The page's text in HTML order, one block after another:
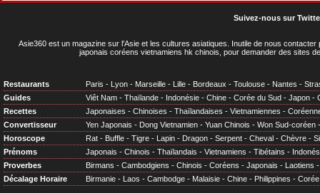
Suivez-nous sur
Asie360 est un magazine sur l'Asie et les cultures asiatiques . Inutile de nous
japonais coréens vietnamiens hk chinois, pour demander des sites
Restaurants Paris - Lyon - Marseille - Lille - Bordeaux - Toulouse - Nantes -
Guides
Viêt Nam - Thaïlande - Indonésie - Chine - Corée du Sud - Japon -
Recettes
Japonaises - Chinoises - Thaïlandaises - Vietnamiennes -
Convertisseur
Yen Japonais - Dong Vietnamien - Yuan Chinois - Won Sud-coréen
Horoscope
Rat - Buffle - Tigre - Lapin - Dragon - Serpent - Cheval - Chèvre -
Prénoms
Japonais - Chinois - Thaïlandais - Vietnamiens - Tibétains -
Proverbes
Birmans - Cambodgiens - Chinois - Coréens - Japonais - Laotiens
Décalage Horaire
Birmanie - Laos - Cambodge - Malaisie - Chine - Philippines - Corée